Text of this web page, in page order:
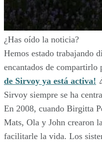
¿Has oído la noticia?
Hemos estado trabajando
encantados de compartirlo
de Sirvoy ya está activa!
Sirvoy siempre se ha
En 2008, cuando Birgitta
Mats, Ola y John crearon
facilitarle la vida. Los